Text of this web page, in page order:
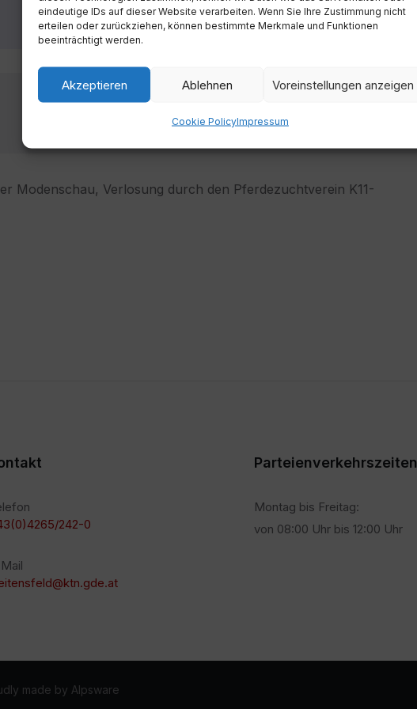
eindeutige IDs auf dieser Website verarbeiten. Wenn Sie Ihre Zustimmung nicht
erteilen oder zurückziehen, können bestimmte Merkmale und Funktionen
beeinträchtigt werden.
Akzeptieren Ablehnen Voreinstellungen anzeigen
Cookie PolicyImpressum
Zeit
Modenschau, Verlosung durch den Pferdezuchtverein K11-
242-0
Parteienverkehrszeiten
Montag bis Freitag:
von 08:00 Uhr bis 12:00 Uhr
made by Alpsware